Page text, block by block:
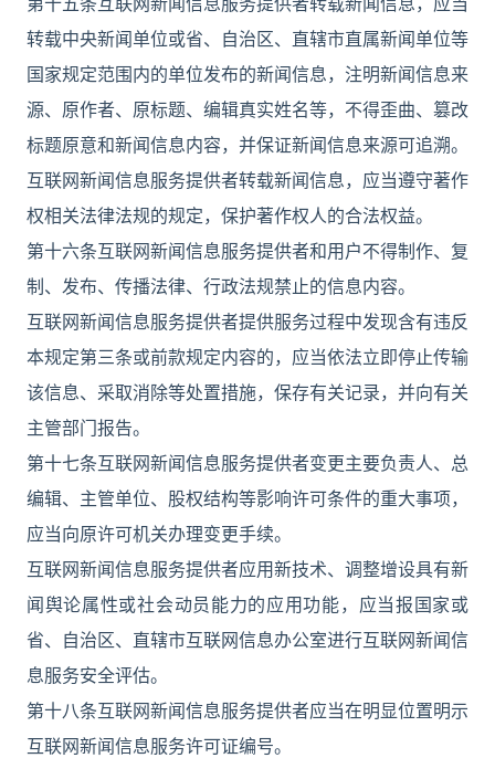
转载中央新闻单位或省、自治区、直辖市直属新闻单位等
国家规定范围内的单位发布的新闻信息，注明新闻信息来
源、原作者、原标题、编辑真实姓名等，不得歪曲、篡改
标题原意和新闻信息内容，并保证新闻信息来源可追溯。
互联网新闻信息服务提供者转载新闻信息，应当遵守著作
权相关法律法规的规定，保护著作权人的合法权益。
第十六条互联网新闻信息服务提供者和用户不得制作、复
制、发布、传播法律、行政法规禁止的信息内容。
互联网新闻信息服务提供者提供服务过程中发现含有违反
本规定第三条或前款规定内容的，应当依法立即停止传输
该信息、采取消除等处置措施，保存有关记录，并向有关
主管部门报告。
第十七条互联网新闻信息服务提供者变更主要负责人、总
编辑、主管单位、股权结构等影响许可条件的重大事项，
应当向原许可机关办理变更手续。
互联网新闻信息服务提供者应用新技术、调整增设具有新
闻舆论属性或社会动员能力的应用功能，应当报国家或
省、自治区、直辖市互联网信息办公室进行互联网新闻信
息服务安全评估。
第十八条互联网新闻信息服务提供者应当在明显位置明示
互联网新闻信息服务许可证编号。